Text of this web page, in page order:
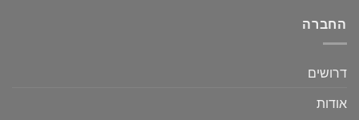
החברה
דרושים
אודות